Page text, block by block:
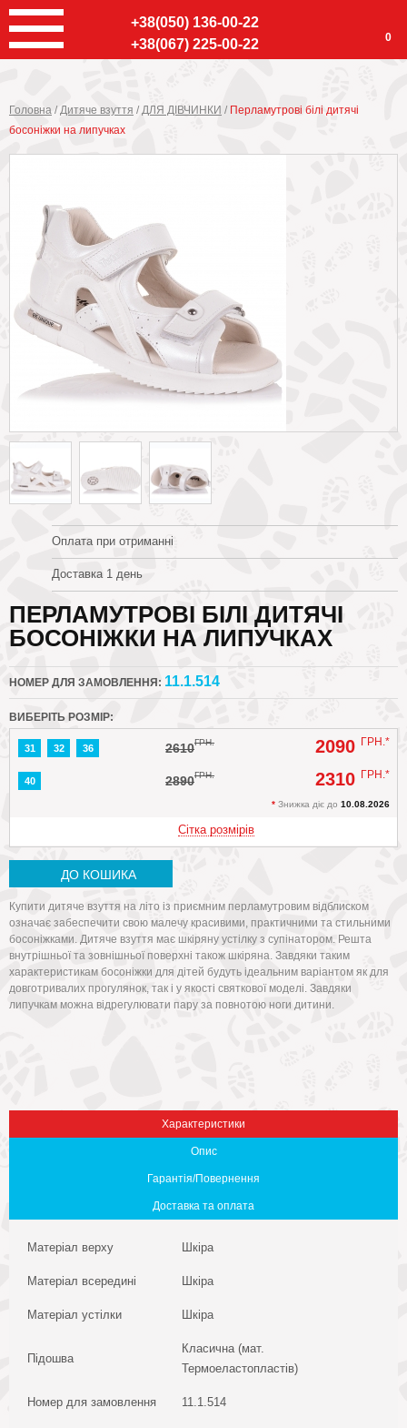
+38(050) 136-00-22
+38(067) 225-00-22
0
Головна /Дитяче взуття / ДЛЯ ДІВЧИНКИ / Перламутрові білі дитячі
босоніжки на липучках
Оплата при отриманні
Доставка 1 день
ПЕРЛАМУТРОВІ БІЛІ ДИТЯЧІ
БОСОНІЖКИ НА ЛИПУЧКАХ
НОМЕР ДЛЯ ЗАМОВЛЕННЯ: 11.1.514
ВИБЕРІТЬ РОЗМІР:
31 32 36 2610ГРН. 2090 ГРН.*
40 2890ГРН. 2310 ГРН.*
* Знижка діє до 10.08.2026
Сітка розмірів
ДО КОШИКА
Купити дитяче взуття на літо із приємним перламутровим відблиском
означає забеспечити свою малечу красивими, практичними та стильними
босоніжками. Дитяче взуття має шкіряну устілку з супінатором. Решта
внутрішньої та зовнішньої поверхні також шкіряна. Завдяки таким
характеристикам босоніжки для дітей будуть ідеальним варіантом як для
довготривалих прогулянок, так і у якості святкової моделі. Завдяки
липучкам можна відрегулювати пару за повнотою ноги дитини.
Характеристики
Опис
Гарантія/Повернення
Доставка та оплата
Матеріал верху Шкіра
Матеріал всередині Шкіра
Матеріал устілки Шкіра
Підошва
Класична (мат.
Термоеластопластів)
Номер для замовлення 11.1.514